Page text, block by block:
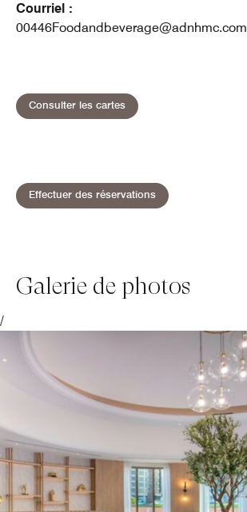
Courriel :
00446Foodandbeverage@adnhmc.com
Consulter les cartesOpen in New Tab
Effectuer des réservationsOpen in New Tab
Galerie de photos
/